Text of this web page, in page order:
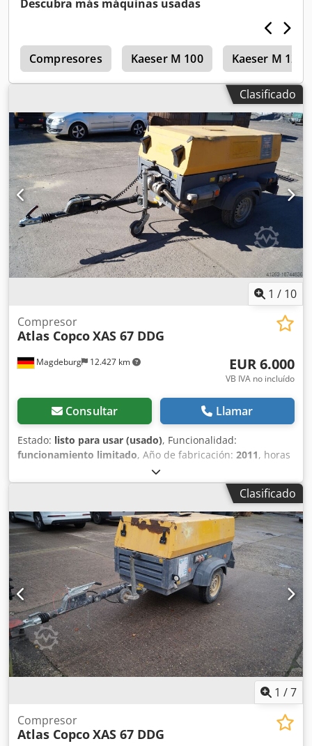
Voltios, 2 x 400 Voltios, núm. de serie YA3062560C0262053,
doblado, falta la cubierta de la correa trapezoidal, falta la
rejilla del ventilador. Dsdjzbiicepfx Amgewa
Descubra más máquinas usadas
Compresores Kaeser M 100 Kaeser M 121
Clasificado
1 / 10
Magdeburg 12.427 km
Compresor
Atlas CopcoXAS 67 DDG
EUR 6.000
VB IVA no incluído
Consultar Llamar
Estado: listo para usar (usado), Funcionalidad:
funcionamiento limitado, Año de fabricación: 2011, horas
, Equipamiento:
Compresor Atlas Copco XAS 67 DDG, año de fabricación
2011, 1192 horas de funcionamiento, caudal volumétrico
3,5 m³, alimentación de emergencia 12,5 kVA, conexiones 1
x 230 voltios, 2 x 400 voltios, número de serie
YA3062566B0165583, homologación disponible, el fusible
se funde al conectar la alimentación de emergencia, filtro
de hollín aguas abajo SMF-MR Dwodpfx Ajv Rbufsmgja
Clasificado
1 /7
Compresor
Atlas CopcoXAS 67 DDG